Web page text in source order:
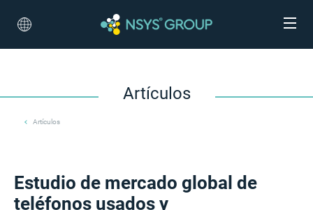
Artículos
Artículos
Estudio de mercado global de
teléfonos usados y